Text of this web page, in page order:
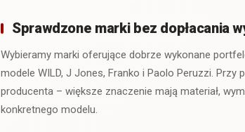
Sprawdzone marki bez dopłacania
Wybieramy marki oferujące dobrze wykonane
modele WILD, J Jones, Franko i Paolo Peruzzi.
producenta – większe znaczenie mają materiał,
konkretnego modelu.